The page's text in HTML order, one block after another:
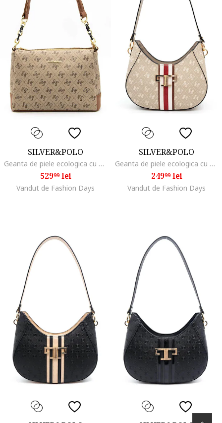
SILVER&POLO
Geanta de piele ecologica cu bareta de umar, Maro deschis
52999lei
Vandut de Fashion Days
SILVER&POLO
Geanta de piele ecologica cu bareta de umar si model, Rosu/Alb/Bej deschis
24999lei
Vandut de Fashion Days